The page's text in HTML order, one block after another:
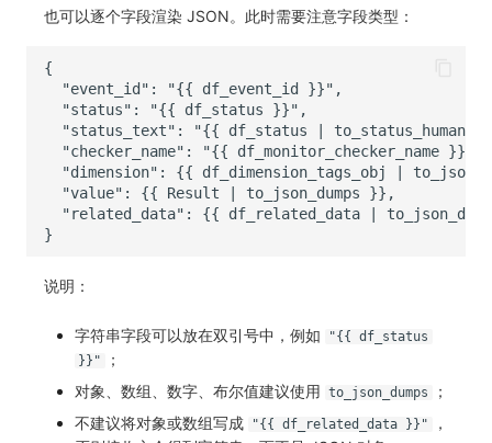
也可以逐个字段渲染 JSON。此时需要注意字段类型：
说明：
字符串字段可以放在双引号中，例如
"{{ df_status
}}"
；
对象、数组、数字、布尔值建议使用 to_json_dumps
；
不建议将对象或数组写成
"{{ df_related_data }}"
，